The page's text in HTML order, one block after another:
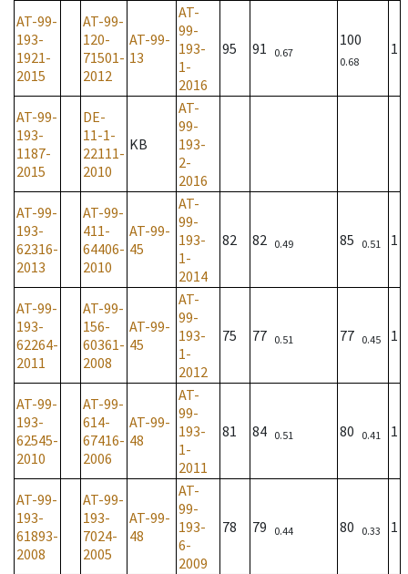
AT-99-
193-
1921-
2015
AT-99-
120-
71501-
2012
AT-99-
13
AT-
99-
193-
1-
2016
95 91 0.67
100
0.68
1
AT-99-
193-
1187-
2015
DE-
11-1-
22111-
2010
KB
AT-
99-
193-
2-
2016
AT-99-
193-
62316-
2013
AT-99-
411-
64406-
2010
AT-99-
45
AT-
99-
193-
1-
2014
82 82 0.49 85 0.51 1
AT-99-
193-
62264-
2011
AT-99-
156-
60361-
2008
AT-99-
45
AT-
99-
193-
1-
2012
75 77 0.51 77 0.45 1
AT-99-
193-
62545-
2010
AT-99-
614-
67416-
2006
AT-99-
48
AT-
99-
193-
1-
2011
81 84 0.51 80 0.41 1
AT-99-
193-
61893-
2008
AT-99-
193-
7024-
2005
AT-99-
48
AT-
99-
193-
6-
2009
78 79 0.44 80 0.33 1